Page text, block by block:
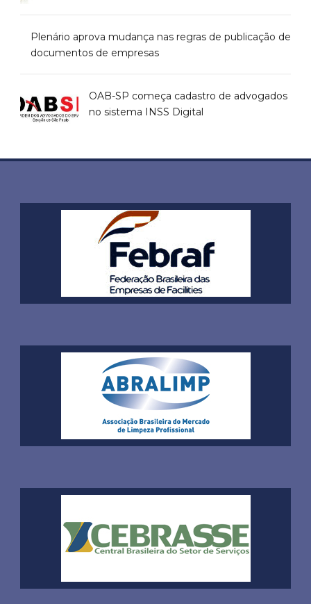
Plenário aprova mudança nas regras de publicação de
documentos de empresas
OAB-SP começa cadastro de advogados
no sistema INSS Digital